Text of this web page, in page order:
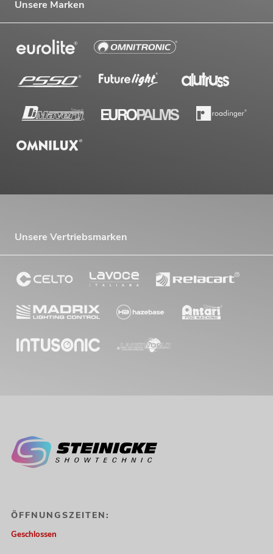
Kakteen
Vorbildern der Kunstpflanzen einhergeht, vermeiden? Dann entscheiden
Vertreter dieser Pflanzenart – wie auch ihre Pflege – deutlich weniger
Saisonartikel
Weihnachtsdekorationen. Egal, ob Sie für die unzähligen
Weihnachtsfeiern in Ihrem Restaurant nach praktischen, aber stilvollen
auch Produkte speziell für die Dekoration Ihrer Geschäftsräume im Herbst
Unsere Marken
Unsere Vertriebsmarken
ÖFFNUNGSZEITEN:
Geschlossen